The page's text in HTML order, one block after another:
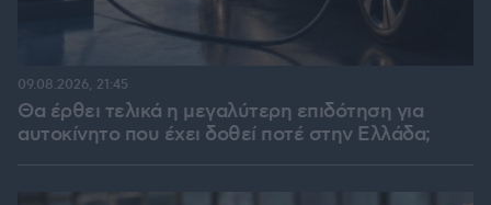
Θα έρθει τελικά η μεγαλύτερη επιδότηση για
αυτοκίνητο που έχει δοθεί ποτέ στην Ελλάδα;
09.08.2026, 21:45